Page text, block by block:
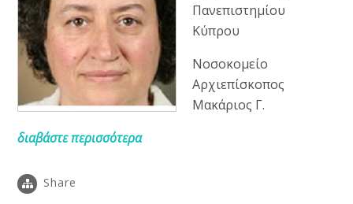
Πανεπιστημίου
Κύπρου
Νοσοκομείο
Αρχιεπίσκοπος
Μακάριος Γ.
διαβάστε περισσότερα
Share